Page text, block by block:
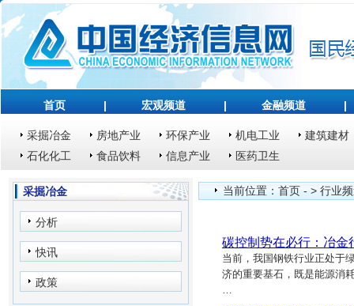
首页 | 宏观频道 | 金融频道 |
采掘冶金 房地产业 环保产业 机电工业
建筑建材
石化化工
食品饮料 信息产业 医药卫生
采掘冶金
分析
快讯
政策
当前位置： 首页 - > 行业
碳控制势在必行：冶金
当前，我国钢铁行业正处于
济的重要基石，既是能源消
…